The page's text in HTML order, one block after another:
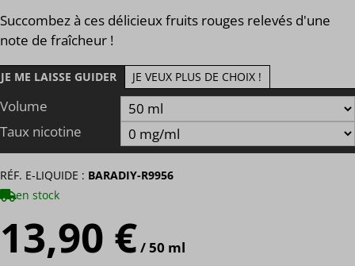
Succombez à ces délicieux fruits rouges relevés d'une
note de fraîcheur !
JE ME LAISSE GUIDER JE VEUX PLUS DE CHOIX !
Volume
Taux nicotine
RÉF. E-LIQUIDE : BARADIY-R9956
en stock
13,90 €/ 50 ml